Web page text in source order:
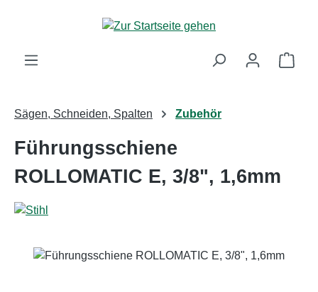
Zum Hauptinhalt springen
Sägen, Schneiden, Spalten Zubehör
Führungsschiene
ROLLOMATIC E, 3/8", 1,6mm